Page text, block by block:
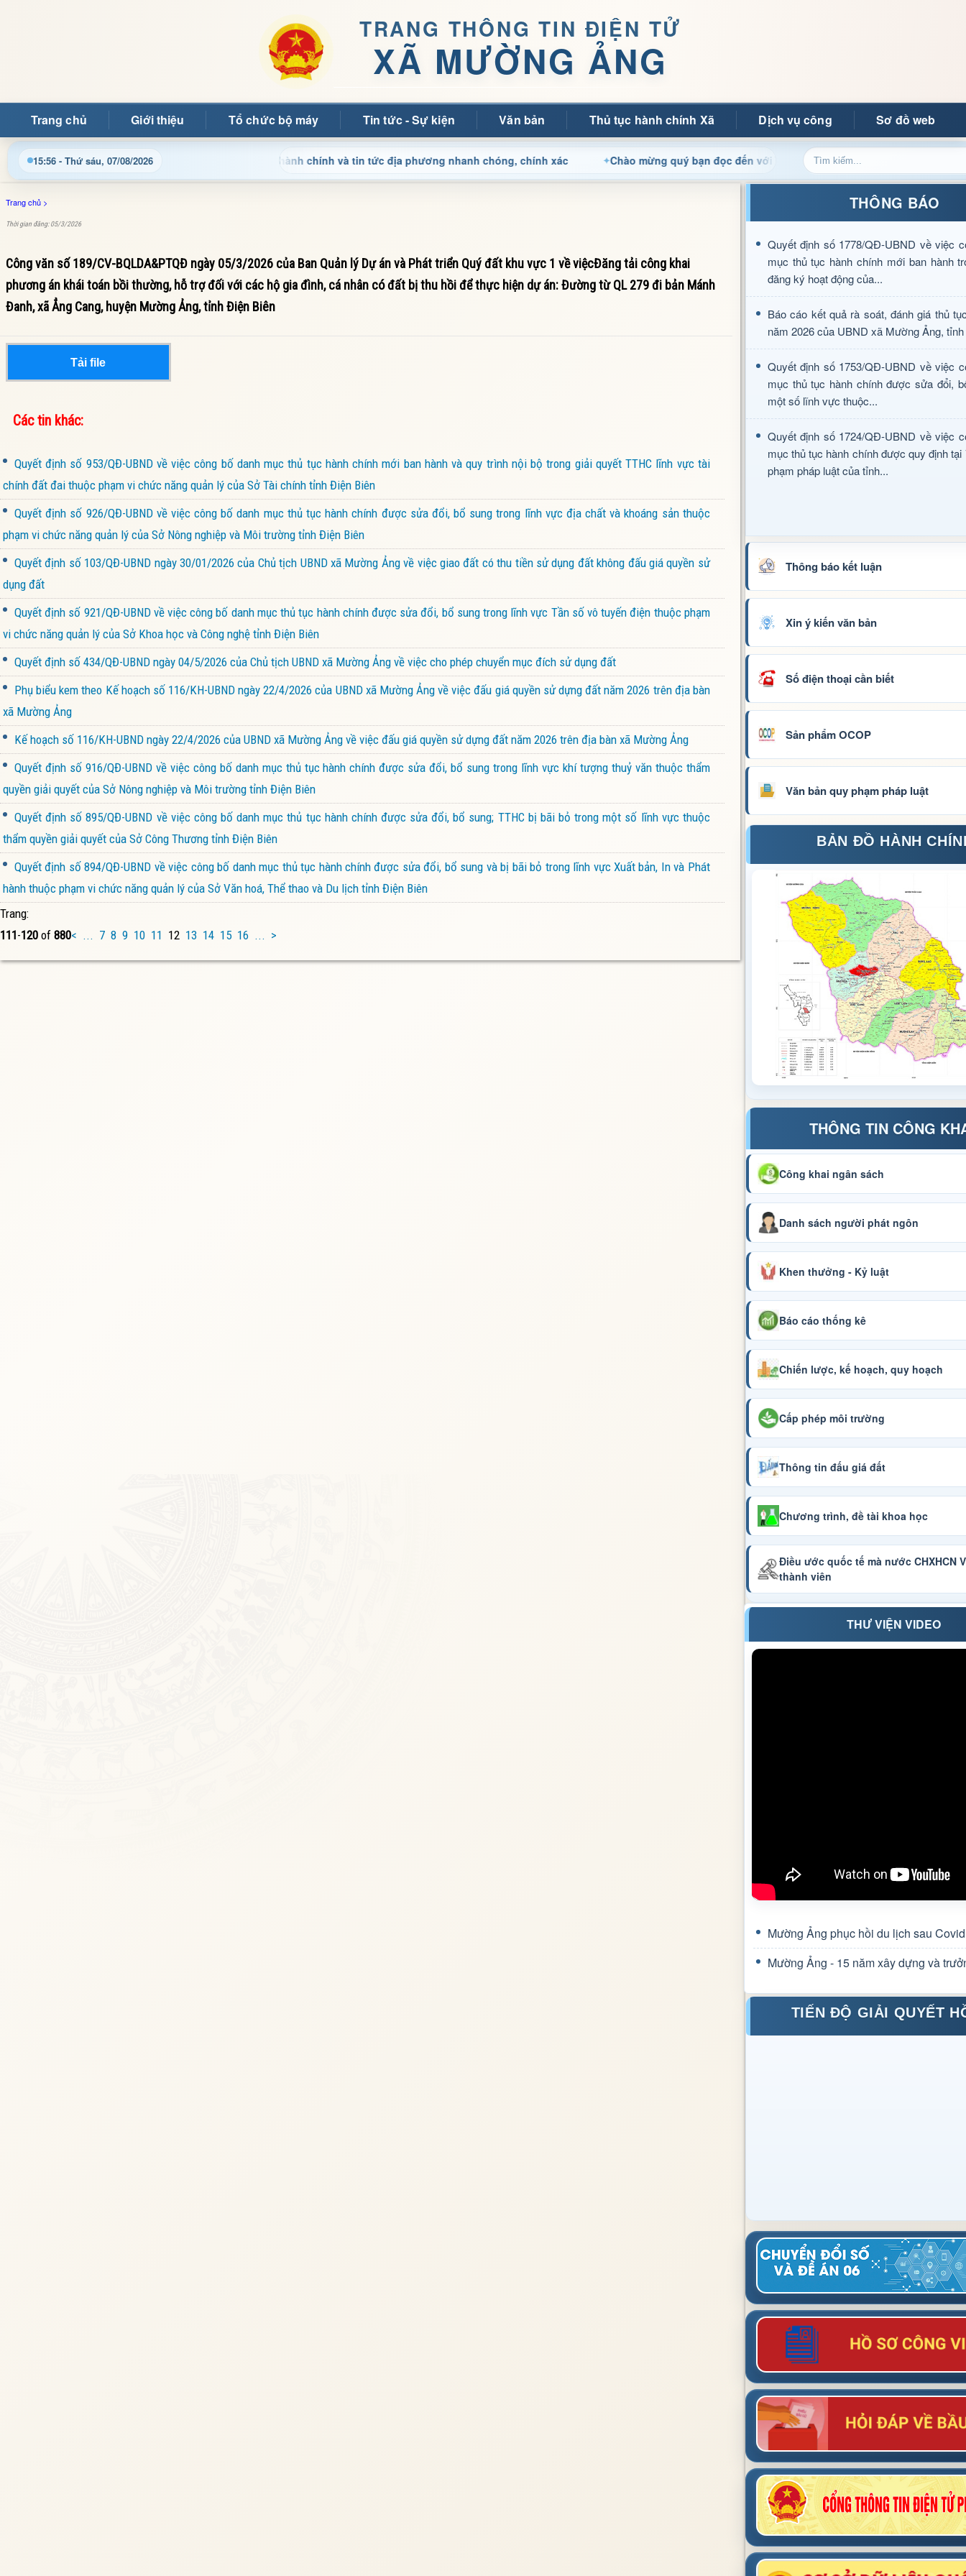
TRANG THÔNG TIN ĐIỆN TỬ
XÃ MƯỜNG ẢNG
Trang chủ Giới thiệu Tổ chức bộ máy Tin tức - Sự kiện Văn bản Thủ tục hành chính Xã Dịch vụ công Sơ đồ web
15:56 - Thứ sáu, 07/08/2026
Cập nhật thông tin điều hành, thủ tục hành chính và tin tức địa phương nhanh chóng, chính xác Chào mừng quý bạn đọc đến với Trang thông tin điện tử xã Mường Ảng
Trang chủ >
Thời gian đăng: 05/3/2026
Công văn số 189/CV-BQLDA&PTQĐ ngày 05/3/2026 của Ban Quản lý Dự án và Phát triển Quý đất khu vực 1 về việcĐăng tải công khai
phương án khái toán bồi thường, hỗ trợ đối với các hộ gia đình, cá nhân có đất bị thu hồi để thực hiện dự án: Đường từ QL 279 đi bản Mánh
Đanh, xã Ẳng Cang, huyện Mường Ảng, tỉnh Điện Biên
Tải file
Các tin khác:
Quyết định số 953/QĐ-UBND về việc công bố danh mục thủ tục hành chính mới ban hành và quy trình nội bộ trong giải quyết TTHC lĩnh vực tài
chính đất đai thuộc phạm vi chức năng quản lý của Sở Tài chính tỉnh Điện Biên
Quyết định số 926/QĐ-UBND về việc công bố danh mục thủ tục hành chính được sửa đổi, bổ sung trong lĩnh vực địa chất và khoáng sản thuộc
phạm vi chức năng quản lý của Sở Nông nghiệp và Môi trường tỉnh Điện Biên
Quyết định số 103/QĐ-UBND ngày 30/01/2026 của Chủ tịch UBND xã Mường Ảng về việc giao đất có thu tiền sử dụng đất không đấu giá quyền sử
dụng đất
Quyết định số 921/QĐ-UBND về việc công bố danh mục thủ tục hành chính được sửa đổi, bổ sung trong lĩnh vực Tần số vô tuyến điện thuộc phạm
vi chức năng quản lý của Sở Khoa học và Công nghệ tỉnh Điện Biên
Quyết định số 434/QĐ-UBND ngày 04/5/2026 của Chủ tịch UBND xã Mường Ảng về việc cho phép chuyển mục đích sử dụng đất
Phụ biểu kem theo Kế hoạch số 116/KH-UBND ngày 22/4/2026 của UBND xã Mường Ảng về việc đấu giá quyền sử dựng đất năm 2026 trên địa bàn
xã Mường Ảng
Kế hoạch số 116/KH-UBND ngày 22/4/2026 của UBND xã Mường Ảng về việc đấu giá quyền sử dựng đất năm 2026 trên địa bàn xã Mường Ảng
Quyết định số 916/QĐ-UBND về việc công bố danh mục thủ tục hành chính được sửa đổi, bổ sung trong lĩnh vực khí tượng thuỷ văn thuộc thẩm
quyền giải quyết của Sở Nông nghiệp và Môi trường tỉnh Điện Biên
Quyết định số 895/QĐ-UBND về việc công bố danh mục thủ tục hành chính được sửa đổi, bổ sung; TTHC bị bãi bỏ trong một số lĩnh vực thuộc
thẩm quyền giải quyết của Sở Công Thương tỉnh Điện Biên
Quyết định số 894/QĐ-UBND về việc công bố danh mục thủ tục hành chính được sửa đổi, bổ sung và bị bãi bỏ trong lĩnh vực Xuất bản, In và Phát
hành thuộc phạm vi chức năng quản lý của Sở Văn hoá, Thể thao và Du lịch tỉnh Điện Biên
Trang:
111-120 of 880< ... 7 8 9 10 11 12 13 14 15 16 ... >
THÔNG BÁO
Quyết định số 1778/QĐ-UBND về việc
mục thủ tục hành chính mới ban hành
đăng ký hoạt động của...
Báo cáo kết quả rà soát, đánh giá thủ
năm 2026 của UBND xã Mường Ảng,
Quyết định số 1753/QĐ-UBND về việc
mục thủ tục hành chính được sửa đổi,
một số lĩnh vực thuộc...
Quyết định số 1724/QĐ-UBND về việc
mục thủ tục hành chính được quy định tại
phạm pháp luật của tỉnh...
Thông báo kết luận
Xin ý kiến văn bản
Số điện thoại cần biết
Sản phẩm OCOP
Văn bản quy phạm pháp luật
BẢN ĐỒ HÀNH
THÔNG TIN CÔNG
Công khai ngân sách
Danh sách người phát ngôn
Khen thưởng - Kỷ luật
Báo cáo thống kê
Chiến lược, kế hoạch, quy hoạch
Cấp phép môi trường
Thông tin đấu giá đất
Chương trình, đề tài khoa học
Điều ước quốc tế mà nước CHXHCN
thành viên
THƯ VIỆN VIDEO
Mường Ảng phục hồi du lịch sau
Mường Ảng - 15 năm xây dựng và
TIẾN ĐỘ GIẢI QUYẾT